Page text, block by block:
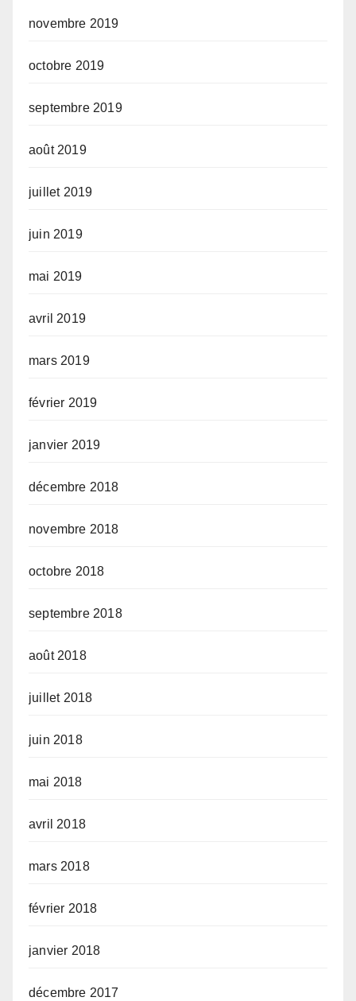
novembre 2019
octobre 2019
septembre 2019
août 2019
juillet 2019
juin 2019
mai 2019
avril 2019
mars 2019
février 2019
janvier 2019
décembre 2018
novembre 2018
octobre 2018
septembre 2018
août 2018
juillet 2018
juin 2018
mai 2018
avril 2018
mars 2018
février 2018
janvier 2018
décembre 2017